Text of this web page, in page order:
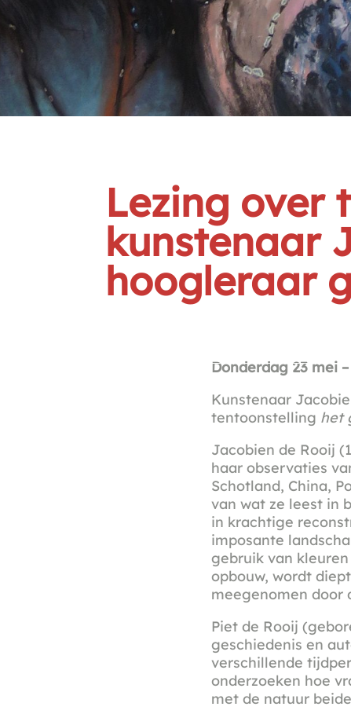
Lezing over
kunstenaar
hoogleraar
Donderdag 23 mei
Kunstenaar
tentoonstelling het
Jacobien de Rooij
haar observaties
Schotland, China,
van wat ze leest in
in krachtige
imposante
gebruik van
opbouw, wordt
meegenomen door
Piet de Rooij
geschiedenis en
verschillende
onderzoeken hoe
met de natuur